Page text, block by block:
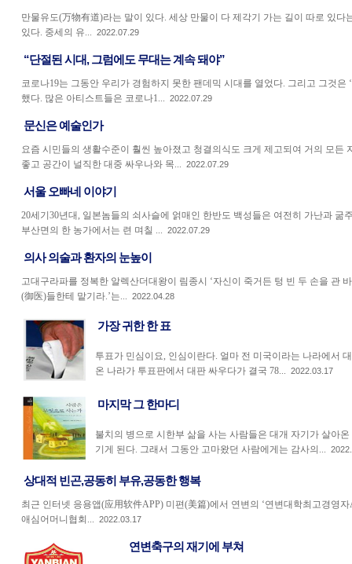
만물유도(万物有道)라는 말이 있다. 세상 만물이 다 제각기 가는 길이 따로 있다
있다. 중세의 유... 2022.07.29
“단절된 시대, 그럼에도 무대는 계속 돼야”
코로나19는 그동안 우리가 경험하지 못한 팬데믹 시대를 열었다. 그리고 그것은
했다. 많은 아티스트들은 코로나1... 2022.07.29
문신은 예술인가
요즘 시민들의 생활수준이 훨씬 높아졌고 청결의식도 크게 제고되여 거의 모든
좋고 공간이 널직한 대중 싸우나와 목... 2022.07.29
서울 오빠네 이야기
20세기30년대, 일본놈들의 쇠사슬에 얽매인 한반도 백성들은 여전히 가난과 굶
부산면의 한 농가에서는 련 며칠 ... 2022.07.29
의사 의술과 환자의 눈높이
고대구라파를 정복한 알렉산더대왕이 림종시 ‘자신이 죽거든 텅 빈 두 손을 관
(御医)들한테 맡기라.’는... 2022.04.28
가장 귀한 한 표
투표가 민심이요, 인심이란다. 얼마 전 미국이라는 나라에서
온 나라가 투표판에서 대판 싸우다가 결국 78... 2022.03.17
마지막 그 한마디
불치의 병으로 시한부 삶을 사는 사람들은 대개 자기가 살아
기게 된다. 그래서 그동안 고마왔던 사람에게는 감사의...
상대적 빈곤,공동히 부유,공동한 행복
최근 인터넷 응용앱(应用软件APP) 미편(美篇)에서 연변의 ‘연변대학최고경영
애심어머니협회... 2022.03.17
연변축구의 재기에 부쳐